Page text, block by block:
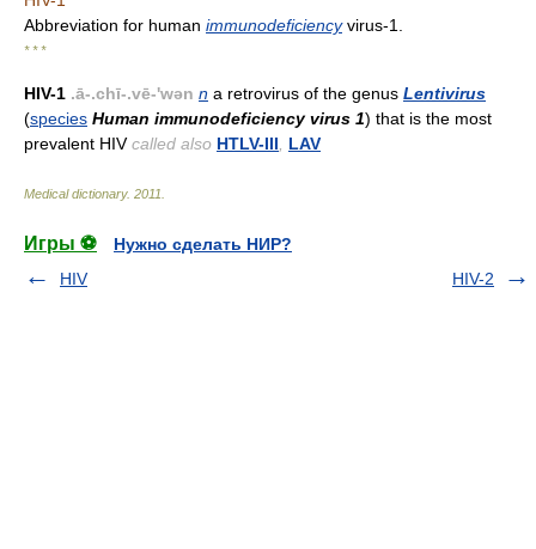
Abbreviation for human immunodeficiencyvirus-1.
* * *
HIV-1 .ā-.chī-.vē-'wən n a retrovirus of the genus Lentivirus
(species Human immunodeficiency virus 1) that is the most
prevalent HIVcalled also HTLV-III LAV
Medical dictionary. 2011
Игры ⚽
Нужно сделать НИР?
HIV
HIV-2